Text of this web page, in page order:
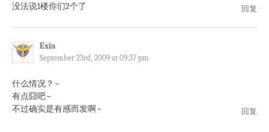
没法说1楼你们2个了 回复
Exia
September 23rd, 2009 at 09:37 pm
什么情况？~
有点囧吧~
不过确实是有感而发啊~
回复